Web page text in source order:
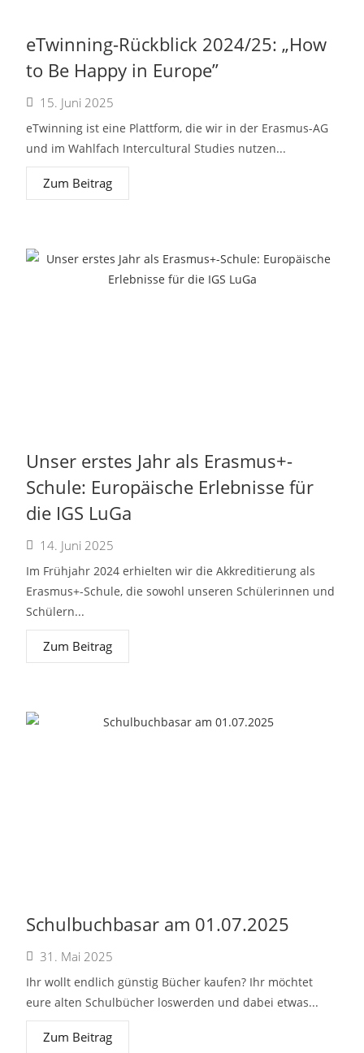
eTwinning-Rückblick 2024/25: „How
to Be Happy in Europe”
15. Juni 2025
eTwinning ist eine Plattform, die wir in der Erasmus-AG
und im Wahlfach Intercultural Studies nutzen...
Zum Beitrag
Unser erstes Jahr als Erasmus+-
Schule: Europäische Erlebnisse für
die IGS LuGa
14. Juni 2025
Im Frühjahr 2024 erhielten wir die Akkreditierung als
Erasmus+-Schule, die sowohl unseren Schülerinnen und
Schülern...
Zum Beitrag
Schulbuchbasar am 01.07.2025
31. Mai 2025
Ihr wollt endlich günstig Bücher kaufen? Ihr möchtet
eure alten Schulbücher loswerden und dabei etwas...
Zum Beitrag